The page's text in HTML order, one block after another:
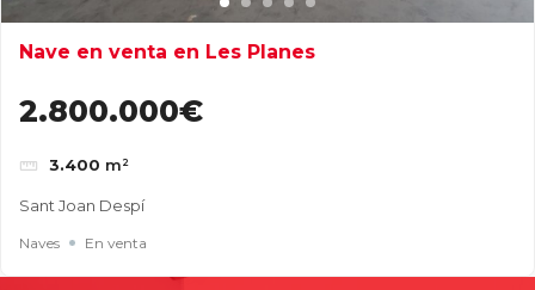
Nave en venta en Les Planes
2.800.000€
3.400 m²
Sant Joan Despí
Naves En venta